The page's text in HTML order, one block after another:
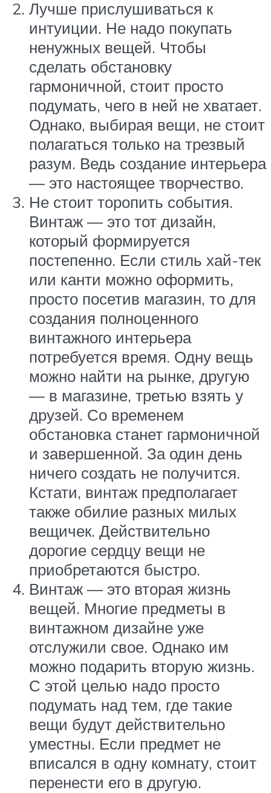
Лучше прислушиваться к
интуиции. Не надо покупать
ненужных вещей. Чтобы
сделать обстановку
гармоничной, стоит просто
подумать, чего в ней не хватает.
Однако, выбирая вещи, не стоит
полагаться только на трезвый
разум. Ведь создание интерьера
— это настоящее творчество.
Не стоит торопить события.
Винтаж — это тот дизайн,
который формируется
постепенно. Если стиль хай-тек
или канти можно оформить,
просто посетив магазин, то для
создания полноценного
винтажного интерьера
потребуется время. Одну вещь
можно найти на рынке, другую
— в магазине, третью взять у
друзей. Со временем
обстановка станет гармоничной
и завершенной. За один день
ничего создать не получится.
Кстати, винтаж предполагает
также обилие разных милых
вещичек. Действительно
дорогие сердцу вещи не
приобретаются быстро.
Винтаж — это вторая жизнь
вещей. Многие предметы в
винтажном дизайне уже
отслужили свое. Однако им
можно подарить вторую жизнь.
С этой целью надо просто
подумать над тем, где такие
вещи будут действительно
уместны. Если предмет не
вписался в одну комнату, стоит
перенести его в другую.